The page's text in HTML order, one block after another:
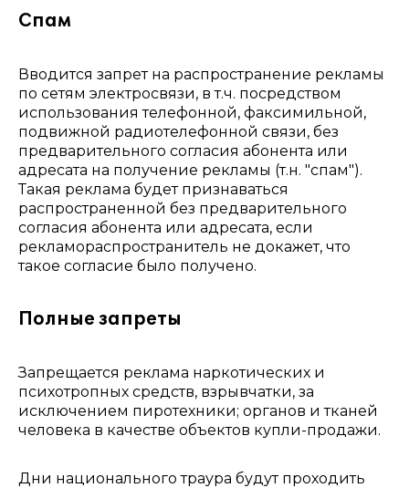
Спам
Вводится запрет на распространение рекламы
по сетям электросвязи, в т.ч. посредством
использования телефонной, факсимильной,
подвижной радиотелефонной связи, без
предварительного согласия абонента или
адресата на получение рекламы (т.н. "спам").
Такая реклама будет признаваться
распространенной без предварительного
согласия абонента или адресата, если
рекламораспространитель не докажет, что
такое согласие было получено.
Полные запреты
Запрещается реклама наркотических и
психотропных средств, взрывчатки, за
исключением пиротехники; органов и тканей
человека в качестве объектов купли-продажи.
Дни национального траура будут проходить